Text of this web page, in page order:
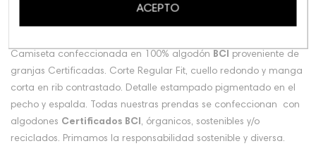
Comentarios
Camiseta confeccionada en 100% algodón BCI proveniente de
granjas Certificadas. Corte Regular Fit, cuello redondo y manga
corta en rib contrastado. Detalle estampado pigmentado en el
pecho y espalda. Todas nuestras prendas se confeccionan con
algodones Certificados BCI, órganicos, sostenibles y/o
reciclados. Primamos la responsabilidad sostenible y diversa.
ACEPTO